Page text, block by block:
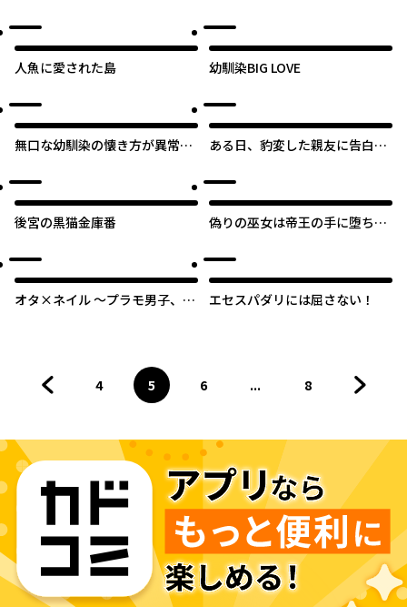
たのは私よね!?
人魚に愛された島 幼馴染BIG LOVE
無口な幼馴染の懐き方が異常で
ある日、豹変した親友に告白さ
後宮の黒猫金庫番
偽りの巫女は帝王の手に堕ちる
オタ×ネイル ～プラモ男子、ギ
エセスパダリには屈さない！
4
ページ
5
へ
6
...
8